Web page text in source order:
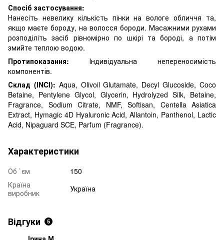
Спосіб застосування:
Нанесіть невелику кількість пінки на вологе обличчя та,
якщо маєте бороду, на волосся бороди. Масажними рухами
розподіліть засіб рівномірно по шкірі та бороді, а потім
змийте теплою водою.
Протипоказання: Індивідуальна непереносимість
компонентів.
Склад (INCI): Aqua, Olivoil Glutamate, Decyl Glucoside, Coco
Betaine, Pentylene Glycol, Glycerin, Hydrolyzed Silk, Betaine,
Fragrance, Sodium Citrate, NMF, Softisan, Centella Asiatica
Extract, Hymagic 4D Hyaluronic Acid, Allantoin, Panthenol, Lactic
Acid, Nipaguard SCE, Parfum (Fragrance).
Характеристики
Об `єм
150
Країна
виробник
Україна
Відгуки 5